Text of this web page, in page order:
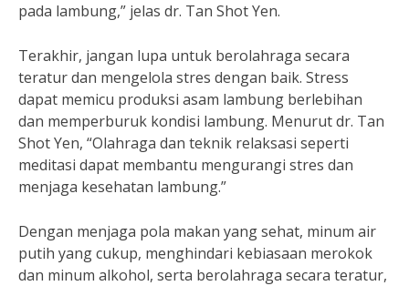
pada lambung,” jelas dr. Tan Shot Yen.
Terakhir, jangan lupa untuk berolahraga secara
teratur dan mengelola stres dengan baik. Stress
dapat memicu produksi asam lambung berlebihan
dan memperburuk kondisi lambung. Menurut dr. Tan
Shot Yen, “Olahraga dan teknik relaksasi seperti
meditasi dapat membantu mengurangi stres dan
menjaga kesehatan lambung.”
Dengan menjaga pola makan yang sehat, minum air
putih yang cukup, menghindari kebiasaan merokok
dan minum alkohol, serta berolahraga secara teratur,